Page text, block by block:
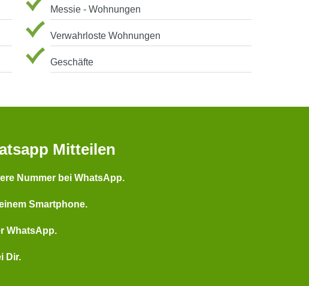
Messie - Wohnungen
Verwahrloste Wohnungen
Geschäfte
Mitteilen
Nummer bei WhatsApp.
Smartphone.
WhatsApp.
Dir.